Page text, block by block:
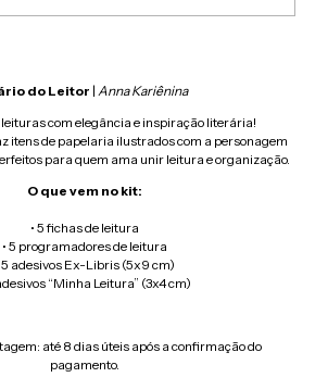
do Leitor | Anna Kariênina
com elegância e inspiração literária!
itens de papelaria ilustrados com a personagem
para quem ama unir leitura e organização.
O que vem no kit:
• 5 fichas de leitura
• 5 programadores de leitura
5 adesivos Ex-Libris (5x9 cm)
“Minha Leitura” (3x4 cm)
até 8 dias úteis após a confirmação do
pagamento.